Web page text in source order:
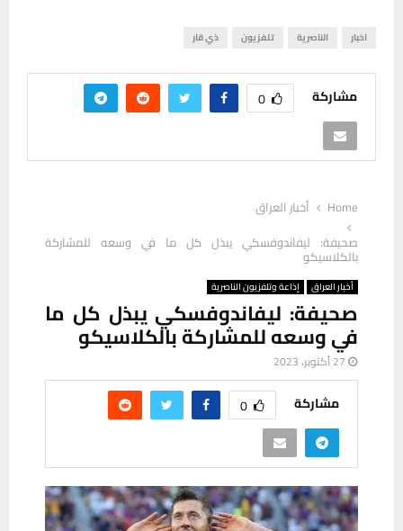
اخبار الناصرية تلفزيون ذي قار
مشاركة 0
Home
أخبار العراق
صحيفة: ليفاندوفسكي يبذل كل ما في وسعه للمشاركة
بالكلاسيكو
أخبار العراق إذاعة وتلفزيون الناصرية
صحيفة: ليفاندوفسكي يبذل كل ما
في وسعه للمشاركة بالكلاسيكو
27 أكتوبر، 2023
مشاركة 0